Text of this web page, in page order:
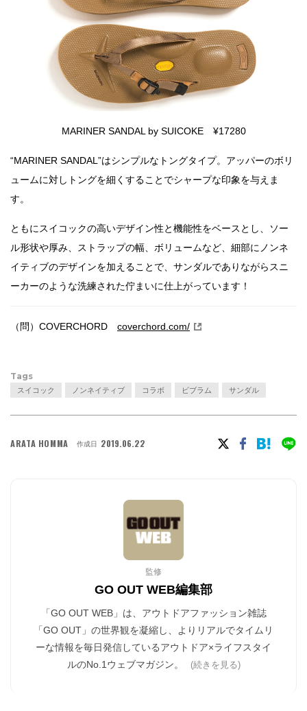
MARINER SANDAL by SUICOKE ¥17280
“MARINER SANDAL”はシンプルなトングタイプ。アッパーのボリ
ュームに対しトングを細くすることでシャープな印象を与えま
す。
ともにスイコックの高いデザイン性と機能性をベースとし、ソー
ル形状や厚み、ストラップの幅、ボリュームなど、細部にノンネ
イティブのデザインを加えることで、サンダルでありながらスニ
ーカーのような洗練された佇まいに仕上がっています！
（問）COVERCHORD coverchord.com/
Tags
スイコック ノンネイティブ コラボ ビブラム サンダル
ARATA HOMMA 作成日 2019.06.22
監修
GO OUT WEB編集部
「GO OUT WEB」は、アウトドアファッション雑誌
「GO OUT」の世界観を凝縮し、よりリアルでタイムリ
ーな情報を毎日発信しているアウトドア×ライフスタイ
ルのNo.1ウェブマガジン。
(続きを見る)